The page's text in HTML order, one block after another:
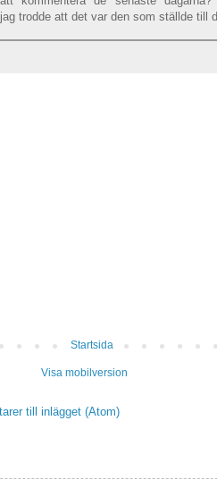
trodde att det var den som ställde till
Startsida
Visa mobilversion
till inlägget (Atom)